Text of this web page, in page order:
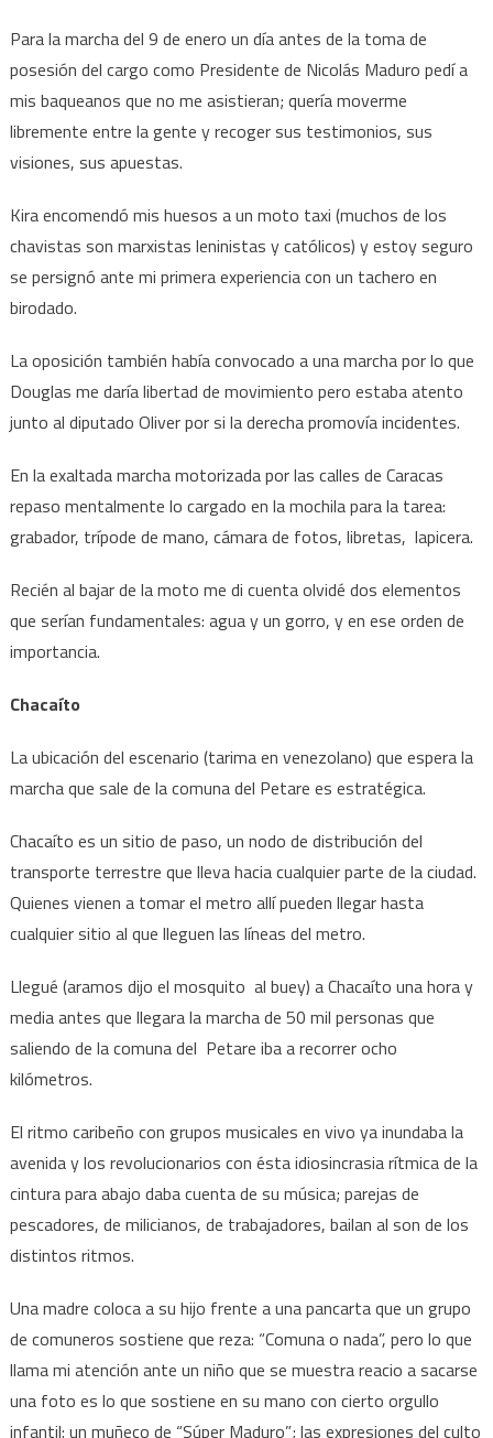
Para la marcha del 9 de enero un día antes de la toma de
posesión del cargo como Presidente de Nicolás Maduro pedí a
mis baqueanos que no me asistieran; quería moverme
libremente entre la gente y recoger sus testimonios, sus
visiones, sus apuestas.
Kira encomendó mis huesos a un moto taxi (muchos de los
chavistas son marxistas leninistas y católicos) y estoy seguro
se persignó ante mi primera experiencia con un tachero en
birodado.
La oposición también había convocado a una marcha por lo que
Douglas me daría libertad de movimiento pero estaba atento
junto al diputado Oliver por si la derecha promovía incidentes.
En la exaltada marcha motorizada por las calles de Caracas
repaso mentalmente lo cargado en la mochila para la tarea:
grabador, trípode de mano, cámara de fotos, libretas, lapicera.
Recién al bajar de la moto me di cuenta olvidé dos elementos
que serían fundamentales: agua y un gorro, y en ese orden de
importancia.
Chacaíto
La ubicación del escenario (tarima en venezolano) que espera la
marcha que sale de la comuna del Petare es estratégica.
Chacaíto es un sitio de paso, un nodo de distribución del
transporte terrestre que lleva hacia cualquier parte de la ciudad.
Quienes vienen a tomar el metro allí pueden llegar hasta
cualquier sitio al que lleguen las líneas del metro.
Llegué (aramos dijo el mosquito al buey) a Chacaíto una hora y
media antes que llegara la marcha de 50 mil personas que
saliendo de la comuna del Petare iba a recorrer ocho
kilómetros.
El ritmo caribeño con grupos musicales en vivo ya inundaba la
avenida y los revolucionarios con ésta idiosincrasia rítmica de la
cintura para abajo daba cuenta de su música; parejas de
pescadores, de milicianos, de trabajadores, bailan al son de los
distintos ritmos.
Una madre coloca a su hijo frente a una pancarta que un grupo
de comuneros sostiene que reza: “Comuna o nada”, pero lo que
llama mi atención ante un niño que se muestra reacio a sacarse
una foto es lo que sostiene en su mano con cierto orgullo
infantil: un muñeco de “Súper Maduro”; las expresiones del culto